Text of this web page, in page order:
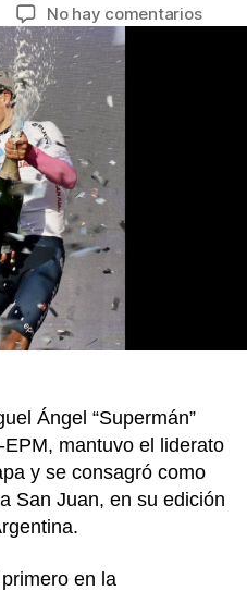
ail er
e
st
m
p
ar
No hay comentariosen
Ángel “Supermán”
mantuvo el liderato
y se consagró como
San Juan, en su edición
en la